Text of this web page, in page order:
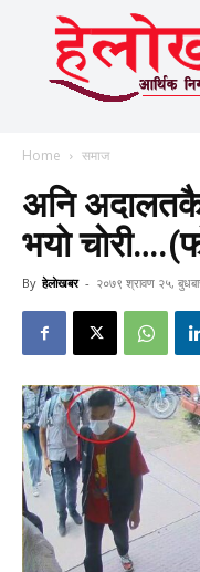
Home समाज
अनि
भयाे
By हेलाेखबर - २०७९ श्रावण २५,